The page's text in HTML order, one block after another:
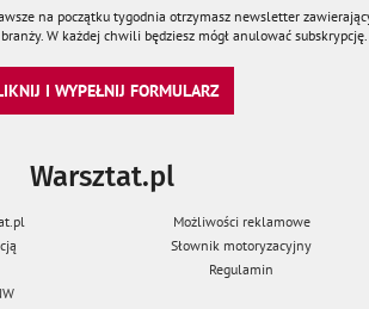
na początku tygodnia otrzymasz newsletter
W każdej chwili będziesz mógł anulować subskrypcję.
I WYPEŁNIJ FORMULARZ
Warsztat.pl
Możliwości reklamowe
Słownik motoryzacyjny
Regulamin